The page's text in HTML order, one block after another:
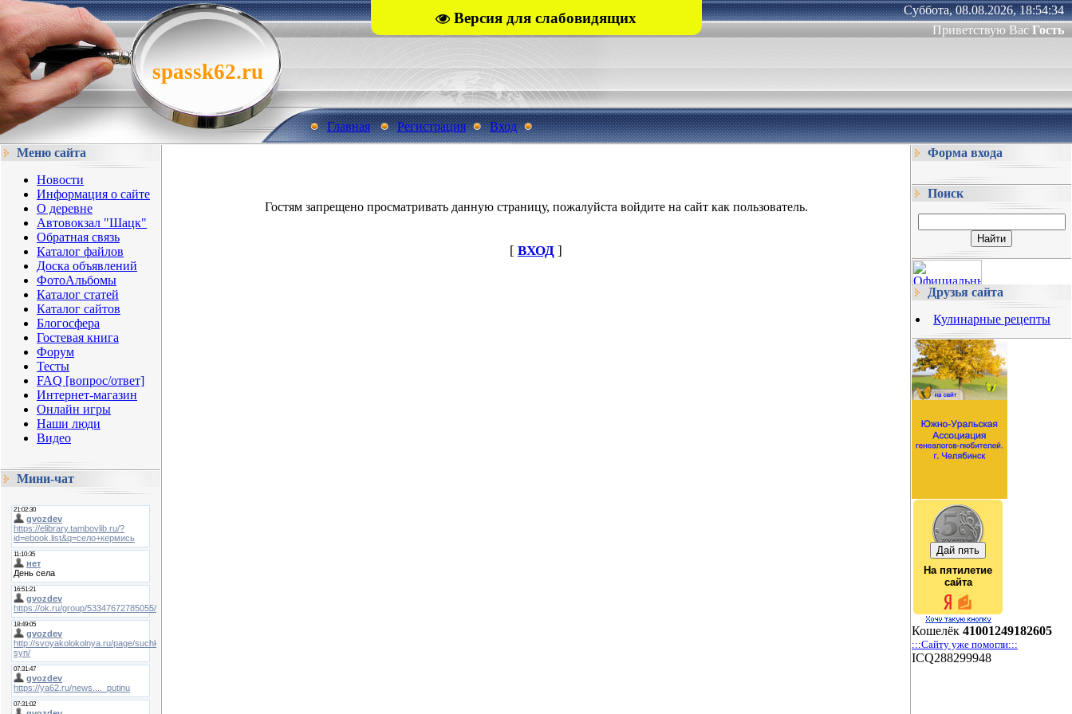
Версия для слабовидящих
spassk62.ru
Суббота, 08.08.2026, 18:54:34
Приветствую Вас Гость
Главная Регистрация
Вход
Меню сайта
Новости
Информация о сайте
О деревне
Автовокзал "Шацк"
Обратная связь
Каталог файлов
Доска объявлений
ФотоАльбомы
Каталог статей
Каталог сайтов
Блогосфера
Гостевая книга
Форум
Тесты
FAQ [вопрос/ответ]
Интернет-магазин
Онлайн игры
Наши люди
Видео
Мини-чат
Гостям запрещено просматривать данную страницу, пожалуйста войдите на сайт как пользователь.
[ ВХОД ]
Форма входа
Поиск
Друзья сайта
Кулинарные рецепты
На пятилетие
сайта
Кошелёк 41001249182605
:::Сайту уже помогли:::
ICQ288299948